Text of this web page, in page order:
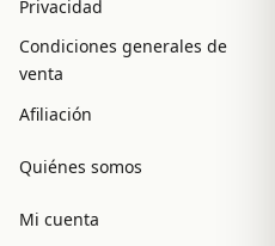
Privacidad
Condiciones generales de
venta
Afiliación
Quiénes somos
Mi cuenta